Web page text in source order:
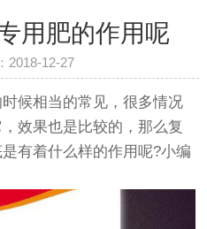
用肥的作用呢
2018-12-27
候相当的常见，很多情况
效果也是比较的，那么复
有着什么样的作用呢?小编